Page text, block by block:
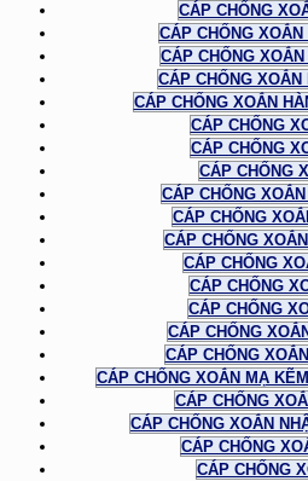
CÁP CHỐNG
CÁP CHỐNG
CÁP CHỐNG
CÁP CHỐNG XOẮN
CÁP CHỐNG XOẮN
CÁP CHỐNG
CÁP CHỐNG
CÁP CHỐNG
CÁP CHỐNG
CÁP CHỐNG
CÁP CHỐNG
CÁP CHỐNG
CÁP CHỐNG
CÁP CHỐNG
CÁP CHỐNG
CÁP CHỐNG
CÁP CHỐNG XOẮN MẠ
CÁP CHỐNG
CÁP CHỐNG XOẮN
CÁP CHỐNG
CÁP CHỐNG